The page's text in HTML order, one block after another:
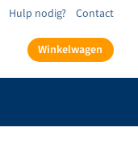
Hulp nodig? Contact
Winkelwagen